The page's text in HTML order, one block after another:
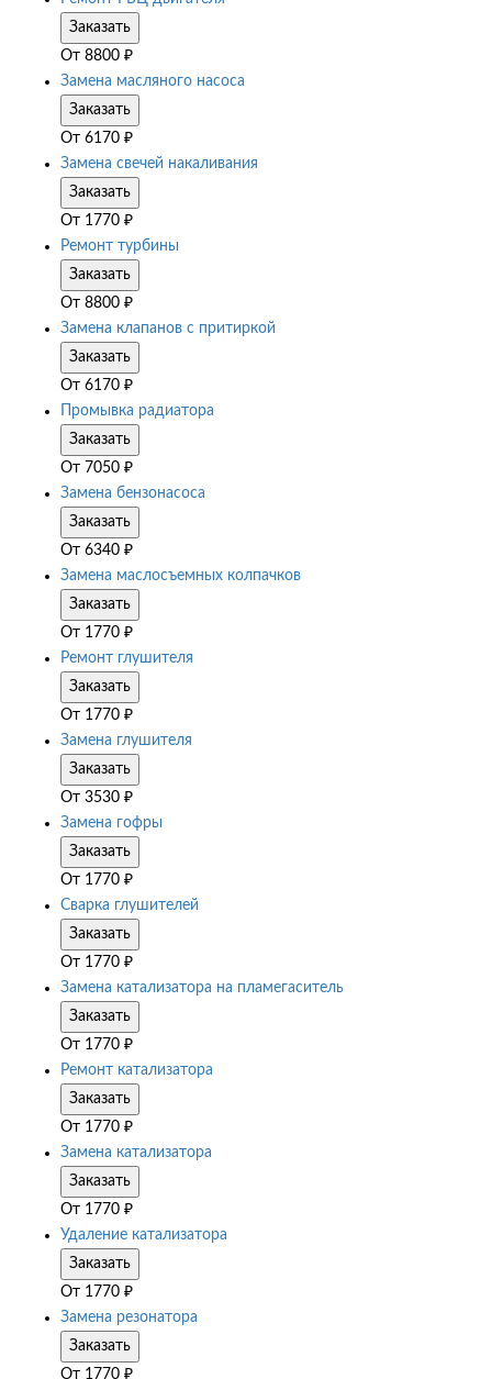
Заказать
От 8800 ₽
Замена масляного насоса
Заказать
От 6170 ₽
Замена свечей накаливания
Заказать
От 1770 ₽
Ремонт турбины
Заказать
От 8800 ₽
Замена клапанов с притиркой
Заказать
От 6170 ₽
Промывка радиатора
Заказать
От 7050 ₽
Замена бензонасоса
Заказать
От 6340 ₽
Замена маслосъемных колпачков
Заказать
От 1770 ₽
Ремонт глушителя
Заказать
От 1770 ₽
Замена глушителя
Заказать
От 3530 ₽
Замена гофры
Заказать
От 1770 ₽
Сварка глушителей
Заказать
От 1770 ₽
Замена катализатора на пламегаситель
Заказать
От 1770 ₽
Ремонт катализатора
Заказать
От 1770 ₽
Замена катализатора
Заказать
От 1770 ₽
Удаление катализатора
Заказать
От 1770 ₽
Замена резонатора
Заказать
От 1770 ₽